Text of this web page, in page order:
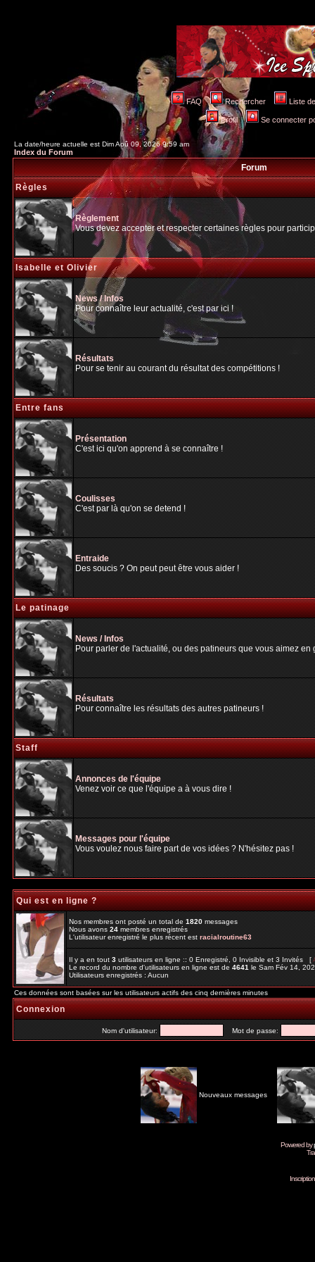
FAQ Rechercher Liste
Profil Se connecter
La date/heure actuelle est Dim Aoû 09, 2026 9:59 am
Index du Forum
Forum
Règles
Règlement
Vous devez accepter et respecter certaines règles pour
Isabelle et Olivier
News / Infos
Pour connaître leur actualité, c'est par ici !
Résultats
Pour se tenir au courant du résultat des compétitions !
Entre fans
Présentation
C'est ici qu'on apprend à se connaître !
Coulisses
C'est par là qu'on se detend !
Entraide
Des soucis ? On peut peut être vous aider !
Le patinage
News / Infos
Pour parler de l'actualité, ou des patineurs que vous aimez
Résultats
Pour connaître les résultats des autres patineurs !
Staff
Annonces de l'équipe
Venez voir ce que l'équipe a à vous dire !
Messages pour l'équipe
Vous voulez nous faire part de vos idées ? N'hésitez pas !
Qui est en ligne ?
Nos membres ont posté un total de1820messages
Nous avons24membres enregistrés
L'utilisateur enregistré le plus récent estracialroutine63
Il y a en tout3utilisateurs en ligne :: 0 Enregistré, 0 Invisible et 3 Invités [
Le record du nombre d'utilisateurs en ligne est de4641le Sam Fév 14,
Utilisateurs enregistrés : Aucun
Ces données sont basées sur les utilisateurs actifs des cinq dernières minutes
Connexion
Nom d'utilisateur: Mot de passe:
Nouveaux messages
Powered by